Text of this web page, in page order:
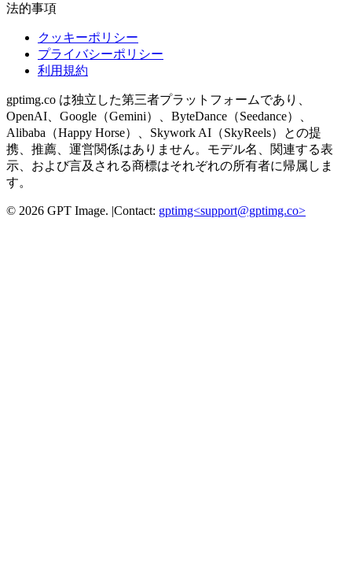
法的事項
クッキーポリシー
プライバシーポリシー
利用規約
gptimg.co は独立した第三者プラットフォームであり、
OpenAI、Google（Gemini）、ByteDance（Seedance）、
Alibaba（Happy Horse）、Skywork AI（SkyReels）との提
携、推薦、運営関係はありません。モデル名、関連する表
示、および言及される商標はそれぞれの所有者に帰属しま
す。
© 2026 GPT Image. |Contact: gptimg<support@gptimg.co>